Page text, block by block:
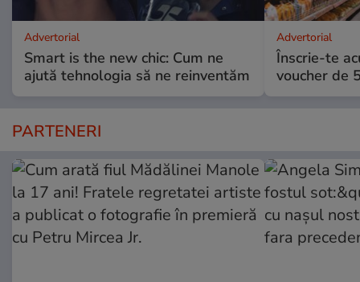
Advertorial
Smart is the new chic: Cum ne
ajută tehnologia să ne reinventăm
Advertorial
Înscrie-te
voucher de
PARTENERI